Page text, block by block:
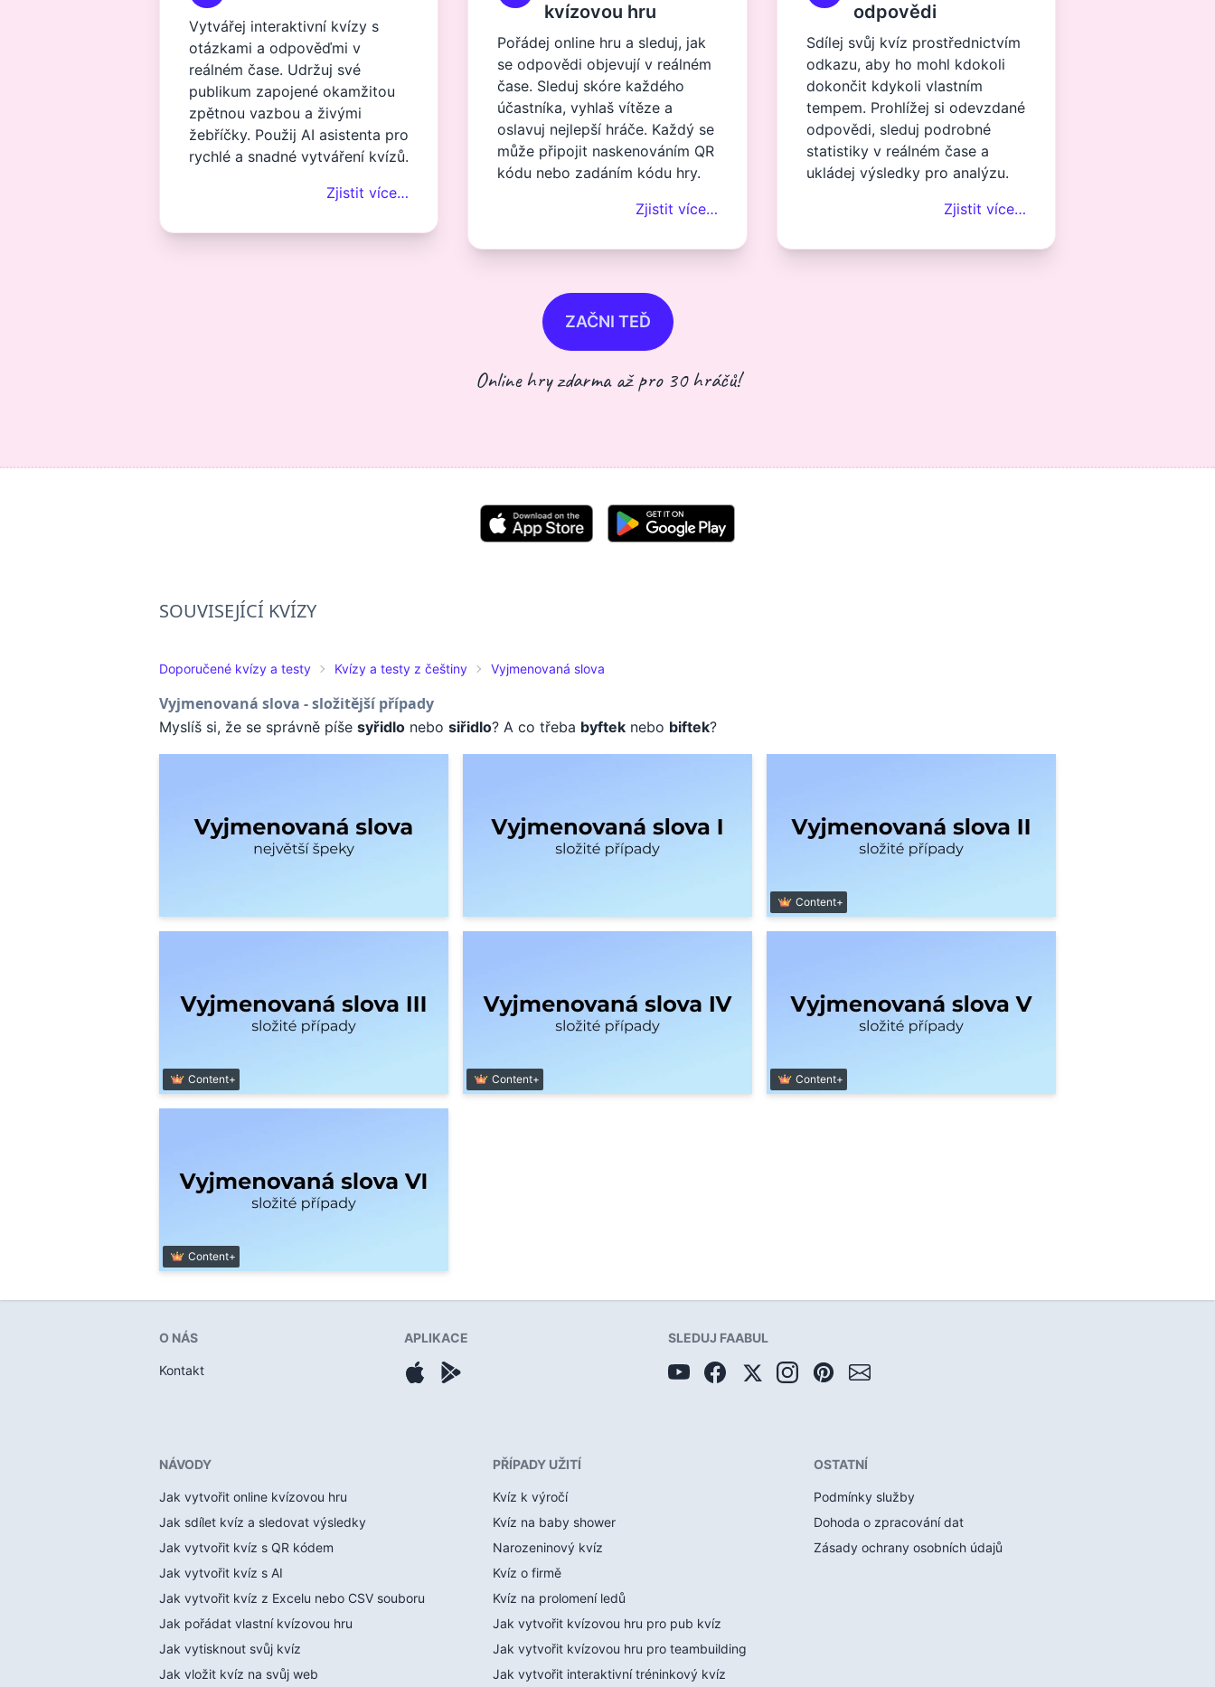
Vytvářej interaktivní kvízy s
otázkami a odpověďmi v
reálném čase. Udržuj své
publikum zapojené okamžitou
zpětnou vazbou a živými
žebříčky. Použij AI asistenta pro
rychlé a snadné vytváření kvízů.
Zjistit více…
kvízovou hru
Pořádej online hru a sleduj, jak
se odpovědi objevují v reálném
čase. Sleduj skóre každého
účastníka, vyhlaš vítěze a
oslavuj nejlepší hráče. Každý se
může připojit naskenováním QR
kódu nebo zadáním kódu hry.
Zjistit více…
odpovědi
Sdílej svůj kvíz prostřednictvím
odkazu, aby ho mohl kdokoli
dokončit kdykoli vlastním
tempem. Prohlížej si odevzdané
odpovědi, sleduj podrobné
statistiky v reálném čase a
ukládej výsledky pro analýzu.
Zjistit více…
ZAČNI TEĎ
Online hry zdarma až pro 30 hráčů!
SOUVISEJÍCÍ KVÍZY
Doporučené kvízy a testy Kvízy a testy z češtiny Vyjmenovaná slova
Vyjmenovaná slova - složitější případy
Myslíš si, že se správně píše syřidlo nebo siřidlo? A co třeba byftek nebo biftek?
Content+
Content+ Content+ Content+
Content+
O NÁS
Kontakt
APLIKACE SLEDUJ FAABUL
NÁVODY
Jak vytvořit online kvízovou hru
Jak sdílet kvíz a sledovat výsledky
Jak vytvořit kvíz s QR kódem
Jak vytvořit kvíz s AI
Jak vytvořit kvíz z Excelu nebo CSV souboru
Jak pořádat vlastní kvízovou hru
Jak vytisknout svůj kvíz
Jak vložit kvíz na svůj web
PŘÍPADY UŽITÍ
Kvíz k výročí
Kvíz na baby shower
Narozeninový kvíz
Kvíz o firmě
Kvíz na prolomení ledů
Jak vytvořit kvízovou hru pro pub kvíz
Jak vytvořit kvízovou hru pro teambuilding
Jak vytvořit interaktivní tréninkový kvíz
OSTATNÍ
Podmínky služby
Dohoda o zpracování dat
Zásady ochrany osobních údajů